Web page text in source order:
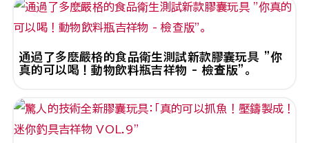
通過了多麼嚴格的食品衛生測試新款膠囊玩具 "你
真的可以喝！動物飲料瓶吉祥物 - 檢查版"。